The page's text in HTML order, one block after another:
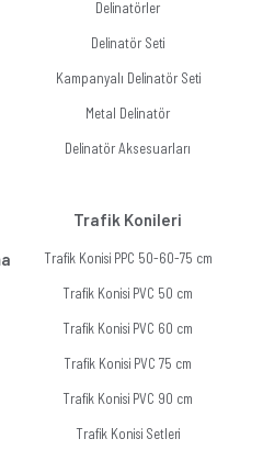
Delinatörler
Delinatör Seti
Kampanyalı Delinatör Seti
Metal Delinatör
Delinatör Aksesuarları
Trafik Konileri
Trafik Konisi PPC 50-60-75 cm
Trafik Konisi PVC 50 cm
Trafik Konisi PVC 60 cm
Trafik Konisi PVC 75 cm
Trafik Konisi PVC 90 cm
Trafik Konisi Setleri